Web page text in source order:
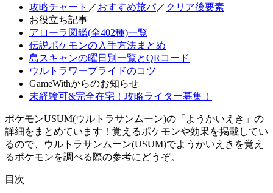
攻略チャート ／おすすめ旅パ／ クリア後要素
お役立ち記事
アローラ図鑑(全402種)一覧
伝説ポケモンの入手方法まとめ
島スキャンの曜日別一覧とQRコード
ウルトラワープライドのコツ
GameWithからのお知らせ
未経験可&完全在宅！攻略ライター募集！
ポケモンUSUM(ウルトラサンムーン)の「ようかいえき」の
詳細をまとめています！覚えるポケモンや効果を掲載してい
るので、ウルトラサンムーン(USUM)でようかいえきを覚え
るポケモンを調べる際の参考にどうぞ。
目次